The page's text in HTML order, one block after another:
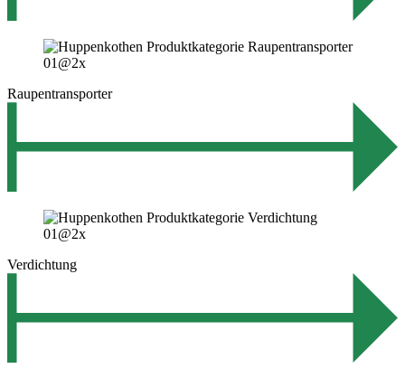
Raupentransporter
Verdichtung